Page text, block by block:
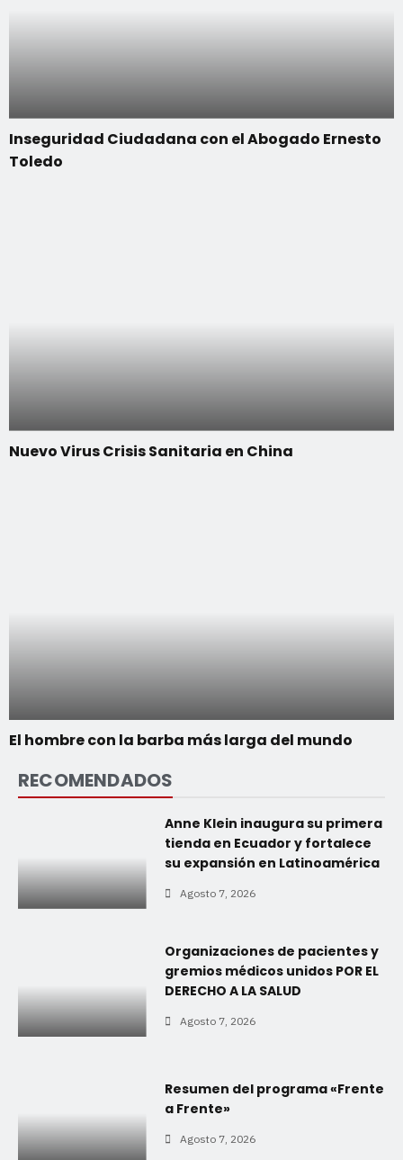
Inseguridad Ciudadana con el Abogado Ernesto
Toledo
Nuevo Virus Crisis Sanitaria en China
El hombre con la barba más larga del mundo
RECOMENDADOS
Anne Klein inaugura su primera
tienda en Ecuador y fortalece
su expansión en Latinoamérica
Agosto 7, 2026
Organizaciones de pacientes y
gremios médicos unidos POR EL
DERECHO A LA SALUD
Agosto 7, 2026
Resumen del programa «Frente
a Frente»
Agosto 7, 2026